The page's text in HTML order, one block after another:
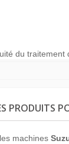
du
PRODUITS
machines